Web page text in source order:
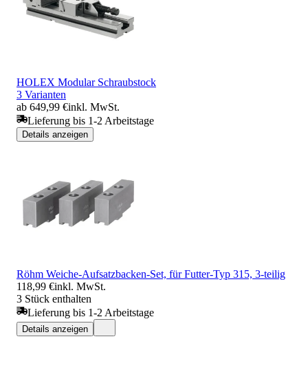
HOLEX Modular Schraubstock
3 Varianten
ab 649,99 €inkl. MwSt.
Lieferung bis 1-2 Arbeitstage
Details anzeigen
Röhm Weiche-Aufsatzbacken-Set, für Futter-Typ 315, 3-teilig
118,99 €inkl. MwSt.
3 Stück enthalten
Lieferung bis 1-2 Arbeitstage
Details anzeigen